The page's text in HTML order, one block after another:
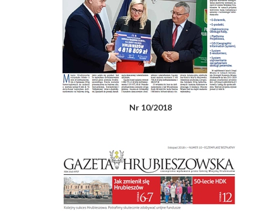
Nr 10/2018